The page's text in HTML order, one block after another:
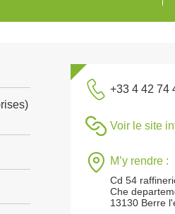
+33 4 42 74
Voir le site
M’y rendre :
Cd 54
Che
13130 Berre